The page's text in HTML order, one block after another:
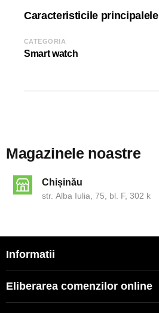
Caracteristicile principalele
CATEGORIA
Smart watch
Magazinele noastre
Chișinău
str. Alba Iulia, 75, bl. F, 302 k
Informatii
Eliberarea comenzilor online